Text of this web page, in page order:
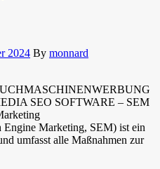
2024 By monnard
SEO SOFTWARE – SEM
Engine Marketing, SEM) ist ein
umfasst alle Maßnahmen zur